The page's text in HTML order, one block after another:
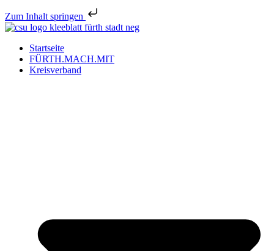
Zum Inhalt springen
Startseite
FÜRTH.MACH.MIT
Kreisverband